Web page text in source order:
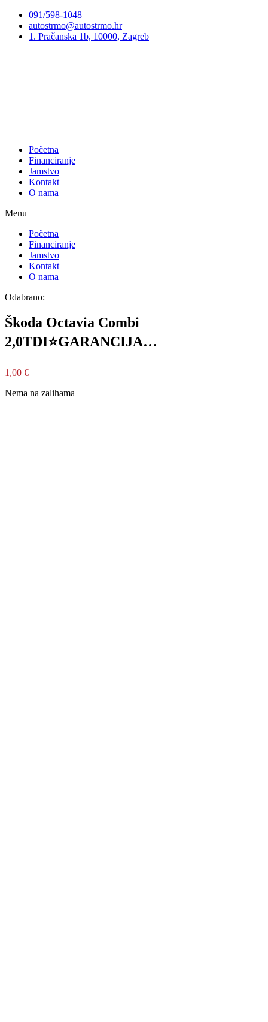
Preskoči
sadržaj
091/598-1048
autostrmo@autostrmo.hr
1. Pračanska 1b, 10000, Zagreb
Početna
Financiranje
Jamstvo
Kontakt
O nama
Menu
Početna
Financiranje
Jamstvo
Kontakt
O nama
Odabrano:
Škoda Octavia Combi
2,0TDI⭐GARANCIJA…
1,00 €
Nema na zalihama